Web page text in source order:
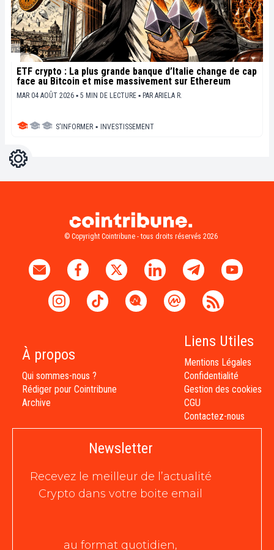
ETF crypto : La plus grande banque d’Italie change de cap
face au Bitcoin et mise massivement sur Ethereum
MAR 04 AOÛT 2026 ▪ 5 MIN DE LECTURE ▪ PAR ARIELA R.
S'INFORMER ▪ INVESTISSEMENT
Réglages
© Copyright Cointribune - tous droits réservés 2026
À propos
Qui sommes-nous ?
Rédiger pour Cointribune
Archive
Liens Utiles
Mentions Légales
Confidentialité
Gestion des cookies
CGU
Contactez-nous
Newsletter
Recevez le meilleur de l’actualité
Crypto dans votre boite email
au format quotidien,